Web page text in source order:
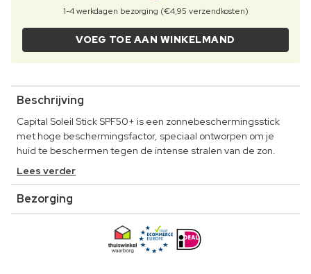
1-4 werkdagen bezorging (€4,95 verzendkosten)
VOEG TOE AAN WINKELMAND
Beschrijving
Capital Soleil Stick SPF50+ is een zonnebeschermingsstick
met hoge beschermingsfactor, speciaal ontworpen om je
huid te beschermen tegen de intense stralen van de zon.
Lees verder
Bezorging